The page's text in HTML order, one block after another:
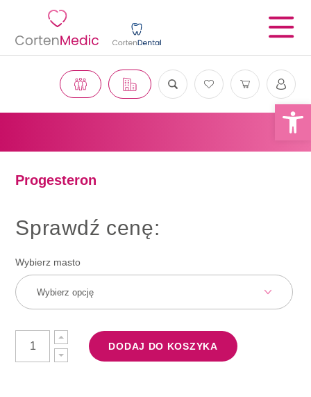
Progesteron
Sprawdź cenę:
Wybierz masto
DODAJ DO KOSZYKA